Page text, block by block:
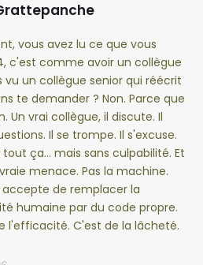
vous avez lu ce que vous
c'est comme avoir un collègue
vu un collègue senior qui réécrit
te demander ? Non. Parce que
Un vrai collègue, il discute. Il
Il se trompe. Il s'excuse.
tout ça... mais sans culpabilité. Et
menace. Pas la machine.
de remplacer la
humaine par du code propre.
l'efficacité. C'est de la lâcheté.